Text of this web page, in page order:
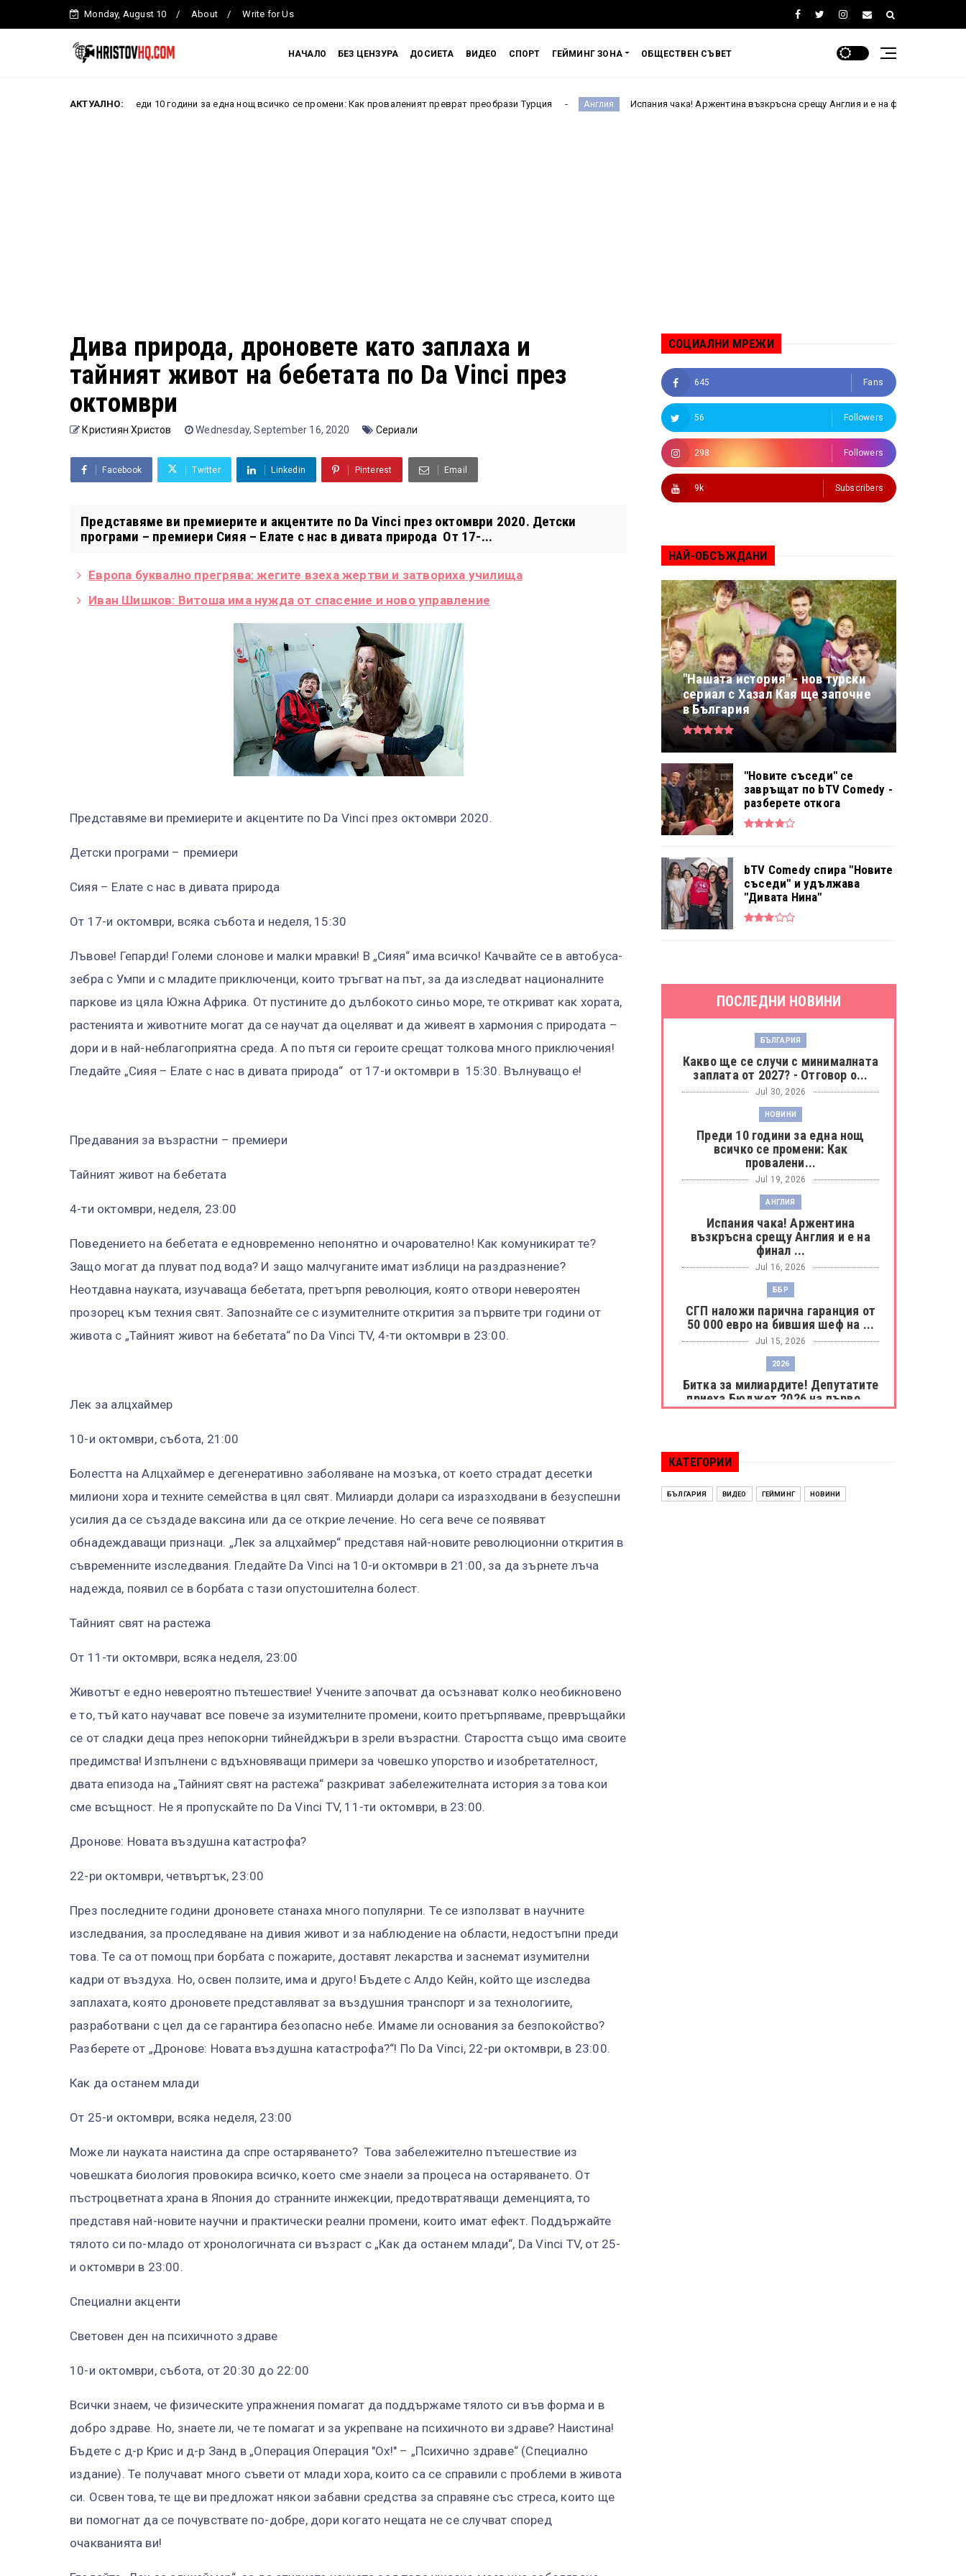
Monday, August 10 About Write for Us
НАЧАЛО БЕЗ ЦЕНЗУРА ДОСИЕТА ВИДЕО СПОРТ ГЕЙМИНГ ЗОНА ОБЩЕСТВЕН СЪВЕТ
АКТУАЛНО:
Преди 10 години за една нощ всичко се промени: Как проваленият преврат преобрази Турция Англия Испания чака! Аржентина възкръсна срещу Англия и е на финал на Мондиал 2026 след
Дива природа, дроновете като заплаха и
тайният живот на бебетата по Da Vinci през
октомври
Кристиян Христов Wednesday, September 16, 2020 Сериали
Facebook Twitter Linkedin Pinterest Email
Представяме ви премиерите и акцентите по Da Vinci през октомври 2020. Детски
програми – премиери Сияя – Елате с нас в дивата природа От 17-...
Европа буквално прегрява: жегите взеха жертви и затвориха училища
Иван Шишков: Витоша има нужда от спасение и ново управление
Представяме ви премиерите и акцентите по Da Vinci през октомври 2020.
Детски програми – премиери
Сияя – Елате с нас в дивата природа
От 17-и октомври, всяка събота и неделя, 15:30
Лъвове! Гепарди! Големи слонове и малки мравки! В „Сияя“ има всичко! Качвайте се в автобуса-
зебра с Умпи и с младите приключенци, които тръгват на път, за да изследват националните
паркове из цяла Южна Африка. От пустините до дълбокото синьо море, те откриват как хората,
растенията и животните могат да се научат да оцеляват и да живеят в хармония с природата –
дори и в най-неблагоприятна среда. А по пътя си героите срещат толкова много приключения!
Гледайте „Сияя – Елате с нас в дивата природа“ от 17-и октомври в 15:30. Вълнуващо е!
Предавания за възрастни – премиери
Тайният живот на бебетата
4-ти октомври, неделя, 23:00
Поведението на бебетата е едновременно непонятно и очарователно! Как комуникират те?
Защо могат да плуват под вода? И защо малчуганите имат изблици на раздразнение?
Неотдавна науката, изучаваща бебетата, претърпя революция, която отвори невероятен
прозорец към техния свят. Запознайте се с изумителните открития за първите три години от
живота с „Тайният живот на бебетата“ по Da Vinci TV, 4-ти октомври в 23:00.
Лек за алцхаймер
10-и октомври, събота, 21:00
Болестта на Алцхаймер е дегенеративно заболяване на мозъка, от което страдат десетки
милиони хора и техните семейства в цял свят. Милиарди долари са изразходвани в безуспешни
усилия да се създаде ваксина или да се открие лечение. Но сега вече се появяват
обнадеждаващи признаци. „Лек за алцхаймер“ представя най-новите революционни открития в
съвременните изследвания. Гледайте Da Vinci на 10-и октомври в 21:00, за да зърнете лъча
надежда, появил се в борбата с тази опустошителна болест.
Тайният свят на растежа
От 11-ти октомври, всяка неделя, 23:00
Животът е едно невероятно пътешествие! Учените започват да осъзнават колко необикновено
е то, тъй като научават все повече за изумителните промени, които претърпяваме, превръщайки
се от сладки деца през непокорни тийнейджъри в зрели възрастни. Старостта също има своите
предимства! Изпълнени с вдъхновяващи примери за човешко упорство и изобретателност,
двата епизода на „Тайният свят на растежа“ разкриват забележителната история за това кои
сме всъщност. Не я пропускайте по Da Vinci TV, 11-ти октомври, в 23:00.
Дронове: Новата въздушна катастрофа?
22-ри октомври, четвъртък, 23:00
През последните години дроновете станаха много популярни. Те се използват в научните
изследвания, за проследяване на дивия живот и за наблюдение на области, недостъпни преди
това. Те са от помощ при борбата с пожарите, доставят лекарства и заснемат изумителни
кадри от въздуха. Но, освен ползите, има и друго! Бъдете с Алдо Кейн, който ще изследва
заплахата, която дроновете представляват за въздушния транспорт и за технологиите,
разработвани с цел да се гарантира безопасно небе. Имаме ли основания за безпокойство?
Разберете от „Дронове: Новата въздушна катастрофа?“! По Da Vinci, 22-ри октомври, в 23:00.
Как да останем млади
От 25-и октомври, всяка неделя, 23:00
Може ли науката наистина да спре остаряването? Това забележително пътешествие из
човешката биология провокира всичко, което сме знаели за процеса на остаряването. От
пъстроцветната храна в Япония до странните инжекции, предотвратяващи деменцията, то
представя най-новите научни и практически реални промени, които имат ефект. Поддържайте
тялото си по-младо от хронологичната си възраст с „Как да останем млади“, Da Vinci TV, от 25-
и октомври в 23:00.
Специални акценти
Световен ден на психичното здраве
10-и октомври, събота, от 20:30 до 22:00
Всички знаем, че физическите упражнения помагат да поддържаме тялото си във форма и в
добро здраве. Но, знаете ли, че те помагат и за укрепване на психичното ви здраве? Наистина!
Бъдете с д-р Крис и д-р Занд в „Операция Операция "Ох!" – „Психично здраве“ (Специално
издание). Те получават много съвети от млади хора, които са се справили с проблеми в живота
си. Освен това, те ще ви предложат някои забавни средства за справяне със стреса, които ще
ви помогнат да се почувствате по-добре, дори когато нещата не се случват според
очакванията ви!
СОЦИАЛНИ МРЕЖИ
645 Fans
56 Followers
298 Followers
9k Subscribers
НАЙ-ОБСЪЖДАНИ
"Нашата история" - нов турски
сериал с Хазал Кая ще започне
в България
"Новите съседи" се
завръщат по bTV Comedy -
разберете откога
bTV Comedy спира "Новите
съседи" и удължава
"Дивата Нина"
ПОСЛЕДНИ НОВИНИ
БЪЛГАРИЯ
Какво ще се случи с минималната
заплата от 2027? - Отговор о...
Jul 30, 2026
НОВИНИ
Преди 10 години за една нощ
всичко се промени: Как
провалени...
Jul 19, 2026
АНГЛИЯ
Испания чака! Аржентина
възкръсна срещу Англия и е на
финал ...
Jul 16, 2026
ББР
СГП наложи парична гаранция от
50 000 евро на бившия шеф на ...
Jul 15, 2026
2026
Битка за милиардите! Депутатите
приеха Бюджет 2026 на първо ...
Левски разби Борац с 4:0 и
продължава в Шампионската
лига
Jul 15, 2026
КАТЕГОРИИ
БЪЛГАРИЯ ВИДЕО ГЕЙМИНГ НОВИНИ